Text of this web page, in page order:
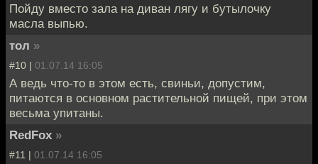
Пойду вместо зала на диван лягу и бутылочку
масла выпью.
тол »
#10 | 01.07.14 16:05
А ведь что-то в этом есть, свиньи, допустим,
питаются в основном растительной пищей, при этом
весьма упитаны.
RedFox »
#11 | 01.07.14 16:05